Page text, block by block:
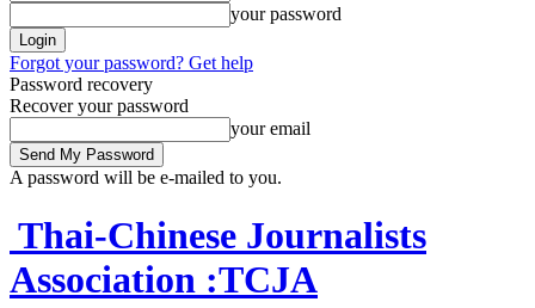
your password
Forgot your password? Get help
Password recovery
Recover your password
your email
A password will be e-mailed to you.
Thai-Chinese Journalists
Association :TCJA